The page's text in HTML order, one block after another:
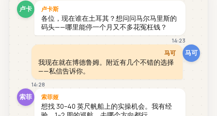
卢卡 卢卡斯
各位，现在谁在土耳其？想问问马尔马里斯的
码头——哪里能停一个月又不多花冤枉钱？
14:23
马可
马可
我现在就在博德鲁姆。附近有几个不错的选择
——私信告诉你。
14:28
索菲 索菲娅
想找 30–40 英尺帆船上的实操机会。我有经